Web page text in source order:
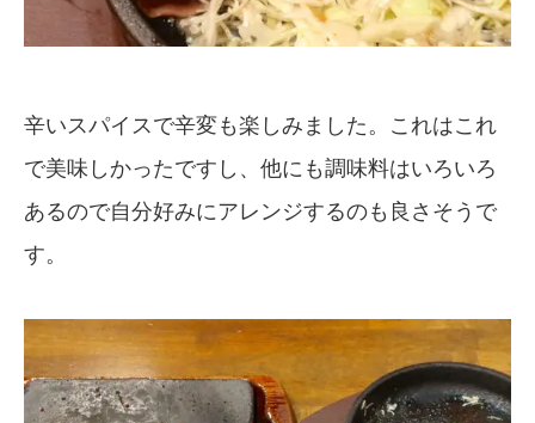
辛いスパイスで辛変も楽しみました。これはこれ
で美味しかったですし、他にも調味料はいろいろ
あるので自分好みにアレンジするのも良さそうで
す。